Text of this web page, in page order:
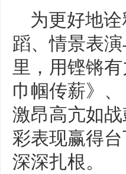
为更好地
蹈、情景表
里，用铿锵
巾帼传薪》
激昂高亢如
彩表现赢得
深深扎根。